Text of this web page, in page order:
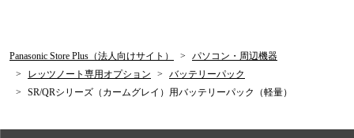
Panasonic Store Plus（法人向けサイト）
パソコン・周辺機器
レッツノート専用オプション
バッテリーパック
SR/QRシリーズ（カームグレイ）用バッテリーパック（軽量）